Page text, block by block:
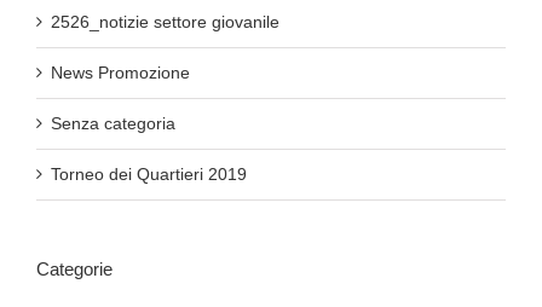
2526_notizie settore giovanile
News Promozione
Senza categoria
Torneo dei Quartieri 2019
Categorie